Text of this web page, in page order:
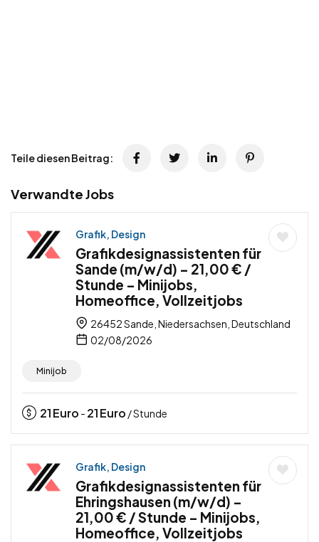
Teile diesen Beitrag:
Verwandte Jobs
Grafik, Design
Grafikdesignassistenten für
Sande (m/w/d) – 21,00 € /
Stunde – Minijobs,
Homeoffice, Vollzeitjobs
26452 Sande, Niedersachsen, Deutschland
02/08/2026
Minijob
21Euro - 21Euro / Stunde
Grafik, Design
Grafikdesignassistenten für
Ehringshausen (m/w/d) –
21,00 € / Stunde – Minijobs,
Homeoffice, Vollzeitjobs